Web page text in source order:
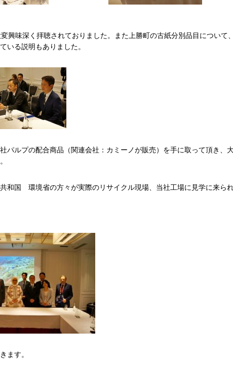
味深く拝聴されておりました。また上勝町の古紙分別品目について、
いる説明もありました。
パルプの配合商品（関連会社：カミーノが販売）を手に取って頂き、
和国 環境省の方々が実際のリサイクル現場、当社工場に見学に来ら
ます。